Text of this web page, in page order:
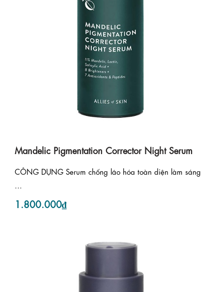
Mandelic Pigmentation Corrector Night Serum
CÔNG DỤNG Serum chống lão hóa toàn diện làm sáng
...
1.800.000₫